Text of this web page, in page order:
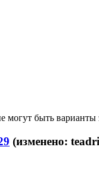
могут быть варианты
(изменено: